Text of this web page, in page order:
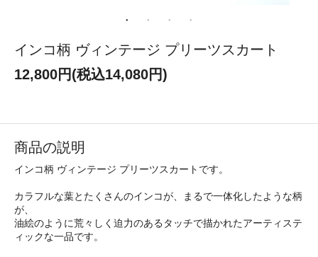
インコ柄 ヴィンテージ プリーツスカート
12,800円(税込14,080円)
商品の説明
インコ柄 ヴィンテージ プリーツスカートです。
カラフルな葉とたくさんのインコが、まるで一体化したような柄
が、
油絵のように荒々しく迫力のあるタッチで描かれたアーティステ
ィックな一品です。